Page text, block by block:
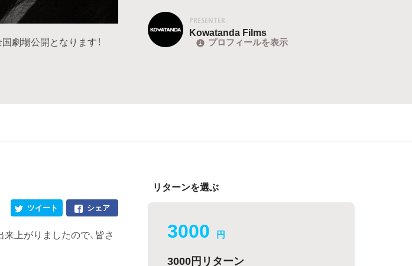
劇場公開となります！
PRESENTER
Kowatanda Films
プロフィールを表示
シェア
ツイート
上がりましたので、皆さ
リターンを選ぶ
3000 円
3000円リターン